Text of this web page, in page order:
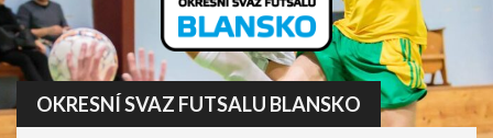
OKRESNÍ SVAZ FUTSALU BLANSKO